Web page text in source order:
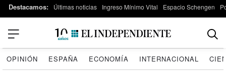
Destacamos: Últimas noticias Ingreso Mínimo Vital Espacio Schengen
OPINIÓN ESPAÑA ECONOMÍA INTERNACIONAL